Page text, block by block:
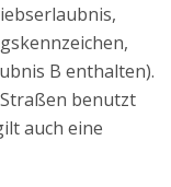
B enthalten).
benutzt
auch eine